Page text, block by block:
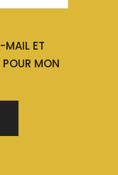
MAIL ET
MON